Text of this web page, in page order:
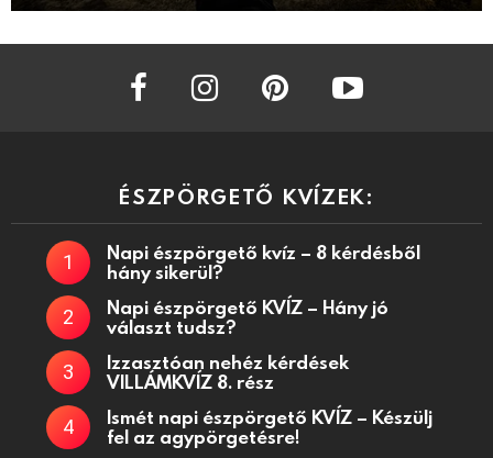
facebook instagram
ÉSZPÖRGETŐ KVÍZEK:
Napi észpörgető kvíz – 8 kérdésből
hány sikerül?
Napi észpörgető KVÍZ – Hány jó
választ tudsz?
Izzasztóan nehéz kérdések
VILLÁMKVÍZ 8. rész
Ismét napi észpörgető KVÍZ – Készülj
fel az agypörgetésre!